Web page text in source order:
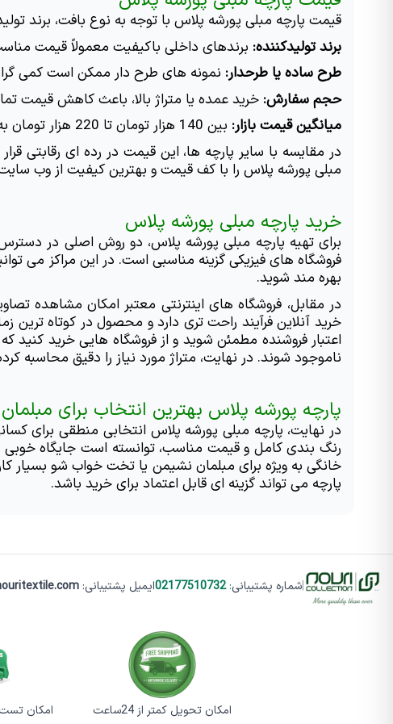
قیمت پارچه مبلی پورشه پلاس با توجه به نوع بافت، برند
برند تولیدکننده: برندهای داخلی باکیفیت معمولاً قیمت
طرح ساده یا طرحدار: نمونه های طرح دار ممکن است کمی
حجم سفارش: خرید عمده یا متراژ بالا، باعث کاهش قیمت
میانگین قیمت بازار: بین 140 هزار تومان تا 220 هزار تومان به ازای هر متر (بسته به کیفیت و فروشنده)
مبلی پورشه پلاس را با کف قیمت و بهترین کیفیت از وب
خرید پارچه مبلی پورشه پلاس
بهره مند شوید.
ناموجود شوند. در نهایت، متراژ مورد نیاز را دقیق محاسبه کرده و حدود 10 درصد بیشتر از آن سفارش دهید تا در صورت نیاز به اصلاح یا
پارچه پورشه پلاس بهترین انتخاب برای
پارچه می تواند گزینه ای قابل اعتماد برای خرید باشد.
|شماره پشتیبانی:
02177510732ایمیل پشتیبانی:
امکان تحویل کمتر از 24ساعت امکان تست 3بعدی محصولات